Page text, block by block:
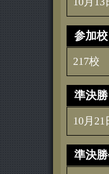
参加校
217校
準決
10月21
準決